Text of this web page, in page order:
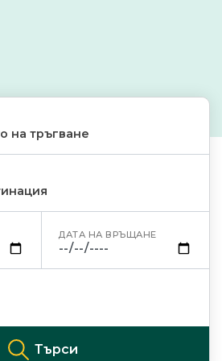
на тръгване
ДАТА НА ВРЪЩАНЕ
Търси